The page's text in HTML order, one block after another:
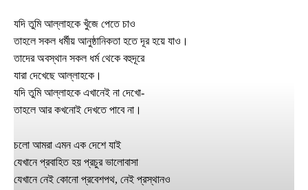
যদি তুমি আল্লাহকে খুঁজে পেতে চাও
তাহলে সকল ধর্মীয় আনুষ্ঠানিকতা হতে দূর হয়ে যাও।
তাদের অবস্থান সকল ধর্ম থেকে বহুদূরে
যারা দেখেছে আল্লাহকে।
যদি তুমি আল্লাহকে এখানেই না দেখো-
তাহলে আর কখনোই দেখতে পাবে না।
চলো আমরা এমন এক দেশে যাই
যেখানে প্রবাহিত হয় প্রচুর ভালোবাসা
যেখানে নেই কোনো প্রবেশপথ, নেই প্রস্থানও